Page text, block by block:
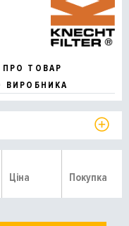
ПРО ТОВАР
ВИРОБНИКА
Ціна Покупка